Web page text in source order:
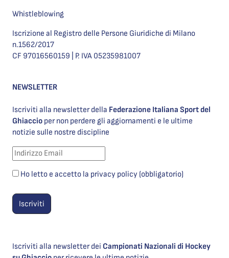
Whistleblowing
Iscrizione al Registro delle Persone Giuridiche di Milano
n.1562/2017
CF 97016560159 | P. IVA 05235981007
NEWSLETTER
Iscriviti alla newsletter della Federazione Italiana Sport del
Ghiaccio per non perdere gli aggiornamenti e le ultime
notizie sulle nostre discipline
Ho letto e accetto la privacy policy (obbligatorio)
Iscriviti alla newsletter dei Campionati Nazionali di Hockey